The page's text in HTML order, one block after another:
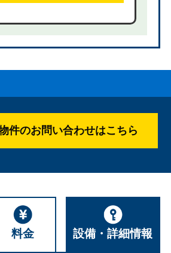
件のお問い合わせはこちら
料金 設備・詳細情報